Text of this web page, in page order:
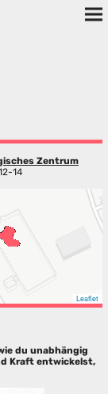
Zentrum
14
Leaflet
du unabhängig
Kraft entwickelst,